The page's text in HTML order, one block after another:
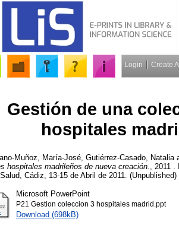
Login Create
Gestión de una
hospitales
Muñoz, María-José Gutiérrez-Casado, Natalia
hospitales madrileños de nueva creación.
, 2011
Cádiz, 13-15 de Abril de 2011.
Microsoft PowerPoint
P21 Gestion coleccion 3 hospitales madrid.ppt
Download (698kB)